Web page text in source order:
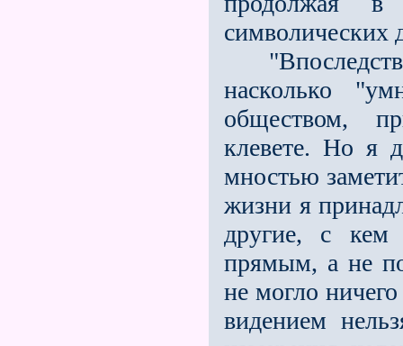
символических
насколько
обществом,
клевете. Но я
мностью
жизни я
другие, с кем
прямым, а не
не могло
видением